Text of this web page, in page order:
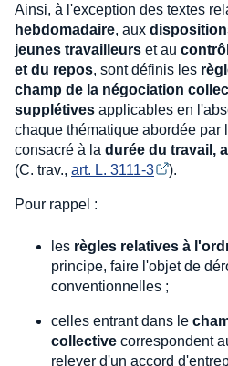
Ainsi, à l'exception des textes
hebdomadaire, aux
jeunes travailleurs et au
et du repos, sont définis les
champ de la négociation
supplétives applicables en
chaque thématique abordée par
consacré à la durée du travail,
(C. trav., art. L. 3111-3 ).
Pour rappel :
les règles relatives à
principe, faire l'objet de
conventionnelles ;
celles entrant dans le
collective correspondent
relever d'un accord